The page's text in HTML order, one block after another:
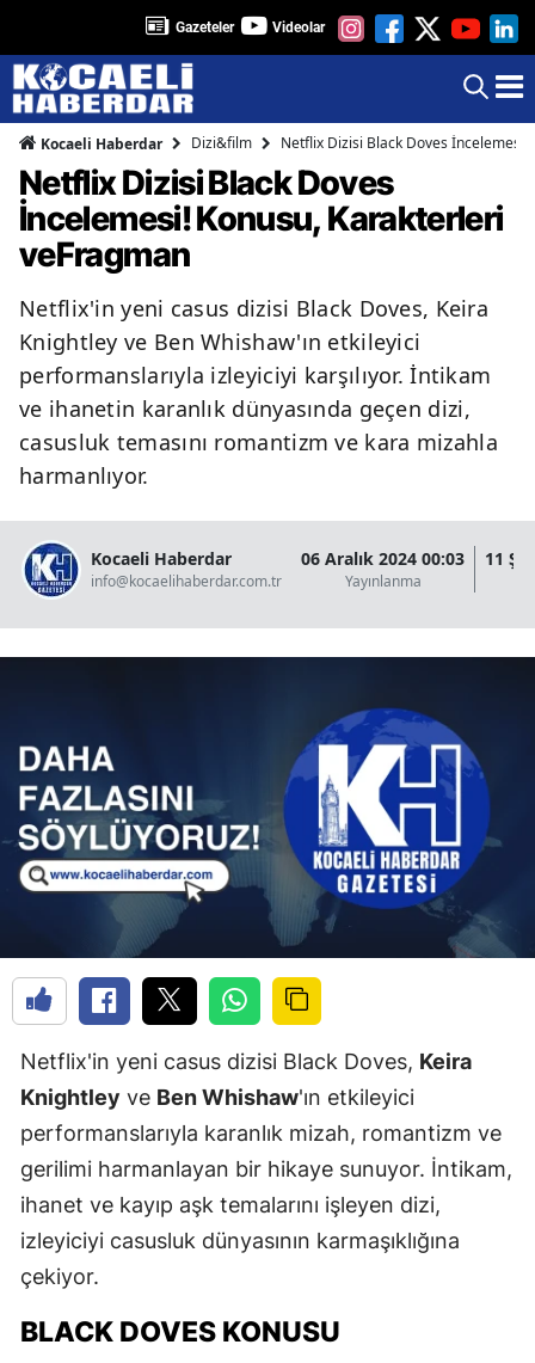
Gazeteler Videolar
Kocaeli Haberdar Dizi&film Netflix Dizisi Black Doves
Netflix Dizisi Black Doves
İncelemesi! Konusu, Karakterleri
veFragman
Netflix'in yeni casus dizisi Black Doves, Keira
Knightley ve Ben Whishaw'ın etkileyici
performanslarıyla izleyiciyi karşılıyor. İntikam
ve ihanetin karanlık dünyasında geçen dizi,
casusluk temasını romantizm ve kara mizahla
harmanlıyor.
Kocaeli Haberdar
info@kocaelihaberdar.com.tr
06 Aralık 2024 00:03
Yayınlanma
11
Netflix'in yeni casus dizisi Black Doves, Keira
Knightley ve Ben Whishaw'ın etkileyici
performanslarıyla karanlık mizah, romantizm ve
gerilimi harmanlayan bir hikaye sunuyor. İntikam,
ihanet ve kayıp aşk temalarını işleyen dizi,
izleyiciyi casusluk dünyasının karmaşıklığına
çekiyor.
BLACK DOVES KONUSU